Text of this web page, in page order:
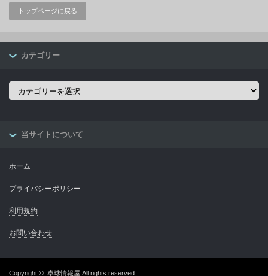
トップページに戻る
カテゴリー
カ
当サイトについて
ホーム
プライバシーポリシー
利用規約
お問い合わせ
Copyright © 卓球情報屋 All rights reserved.